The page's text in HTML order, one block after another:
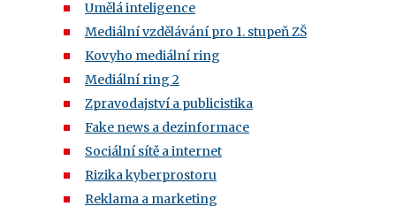
Umělá inteligence
Mediální vzdělávání pro 1. stupeň ZŠ
Kovyho mediální ring
Mediální ring 2
Zpravodajství a publicistika
Fake news a dezinformace
Sociální sítě a internet
Rizika kyberprostoru
Reklama a marketing